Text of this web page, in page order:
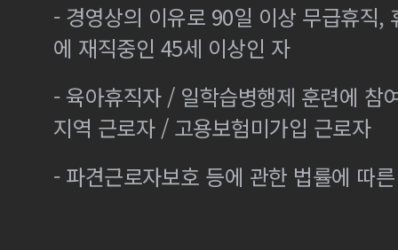
- 경영상의 이유로 90일 이상 무급휴직,
에 재직중인 45세 이상인 자
- 육아휴직자 / 일학습병행제 훈련에 참
지역 근로자 / 고용보험미가입 근로자
- 파견근로자보호 등에 관한 법률에 따